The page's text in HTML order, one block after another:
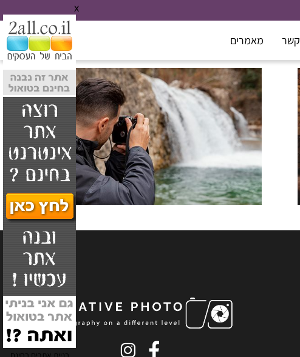
x
קשר מאמרים